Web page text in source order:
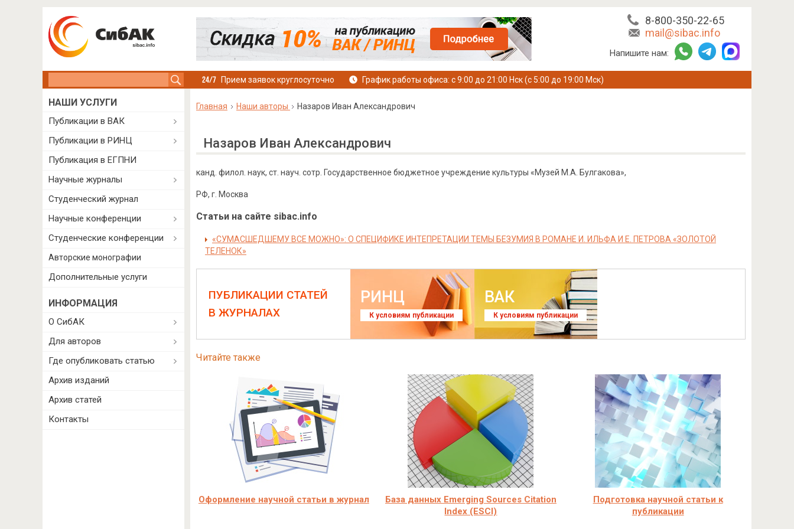
8-800-350-22-65
mail@sibac.info
Напишите нам:
Прием заявок круглосуточно График работы офиса: с 9:00 до 21:00 Нск (с 5:00 до 19:00 Мск)
Главная Наши авторы Назаров Иван Александрович
Назаров Иван Александрович
канд. филол. наук, ст. науч. сотр. Государственное бюджетное учреждение культуры «Музей М.А. Булгакова»,
РФ, г. Москва
Статьи на сайте sibac.info
«СУМАСШЕДШЕМУ ВСЕ МОЖНО»: О СПЕЦИФИКЕ ИНТЕПРЕТАЦИИ ТЕМЫ БЕЗУМИЯ В РОМАНЕ И. ИЛЬФА И Е. ПЕТРОВА «ЗОЛОТОЙ
ТЕЛЕНОК»
ПУБЛИКАЦИИ СТАТЕЙ
В ЖУРНАЛАХ
РИНЦ
К условиям публикации
ВАК
К условиям публикации
Читайте также
Оформление научной статьи в журнал
База данных Emerging Sources Citation
Index (ESCI)
Подготовка научной статьи к
публикации
НАШИ УСЛУГИ
Публикации в ВАК
Публикации в РИНЦ
Публикация в ЕГПНИ
Научные журналы
Студенческий журнал
Научные конференции
Студенческие конференции
Авторские монографии
Дополнительные услуги
ИНФОРМАЦИЯ
О СибАК
Для авторов
Где опубликовать статью
Архив изданий
Архив статей
Контакты